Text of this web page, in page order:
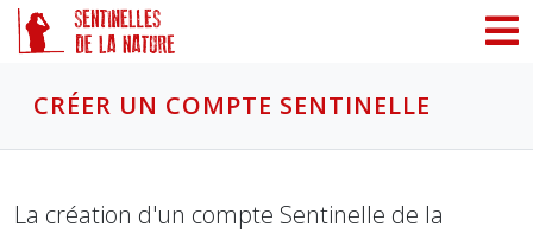
CRÉER UN COMPTE SENTINELLE
La création d'un compte Sentinelle de la
Panneau de gestion des cookies